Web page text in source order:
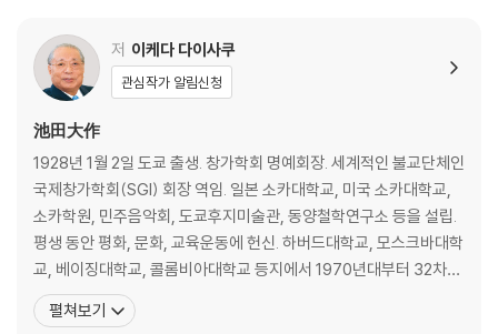
사와 회담하며 유럽 최고회의와 우호제 등에 참석하며 보이지 않는 곳에서
활약하는 멤버의 그룹결성과 중심자의 가정방문 등 혼신의 격려를 계속해
간다. 또한 앙드레 말로, 르네 위그 씨와 회담하는 등 대화의 선풍을 일으키
며 혼의 공명음을 넓혀간다.
【보관】
프랑스 일정을 마치고 신이치 일행은, 소련과의 중층적인 교류를 더욱 추
진하기 위해 제2차 소련방문을 한다. 부인부, 여자부의 대표와 함께 소련
부인위원회를 방문. 세계 최초의 여성우주비행사인 동위원회의 테레슈코
바 의장 등과 마음이 통하는 대화를 나눈다. 그리고 27일 모스크바대학에
서‘명예박사학위’가 수여된다. 세계 지성의 ‘보관’을 받은 것이다. 다음날
저 이케다 다이사쿠
관심작가 알림신청
池田大作
1928년 1월 2일 도쿄 출생. 창가학회 명예회장. 세계적인 불교단체인
국제창가학회(SGI) 회장 역임. 일본 소카대학교, 미국 소카대학교,
소카학원, 민주음악회, 도쿄후지미술관, 동양철학연구소 등을 설립.
평생 동안 평화, 문화, 교육운동에 헌신. 하버드대학교, 모스크바대학
교, 베이징대학교, 콜롬비아대학교 등지에서 1970년대부터 32차례
의 강연을 했으며, 모스크바대학교, 베이징대학교를 비롯 한국의 경
희대학교, 제주대학교, 창원대학교, 경주대학교, 동아대학교 등 전 세
펼쳐보기